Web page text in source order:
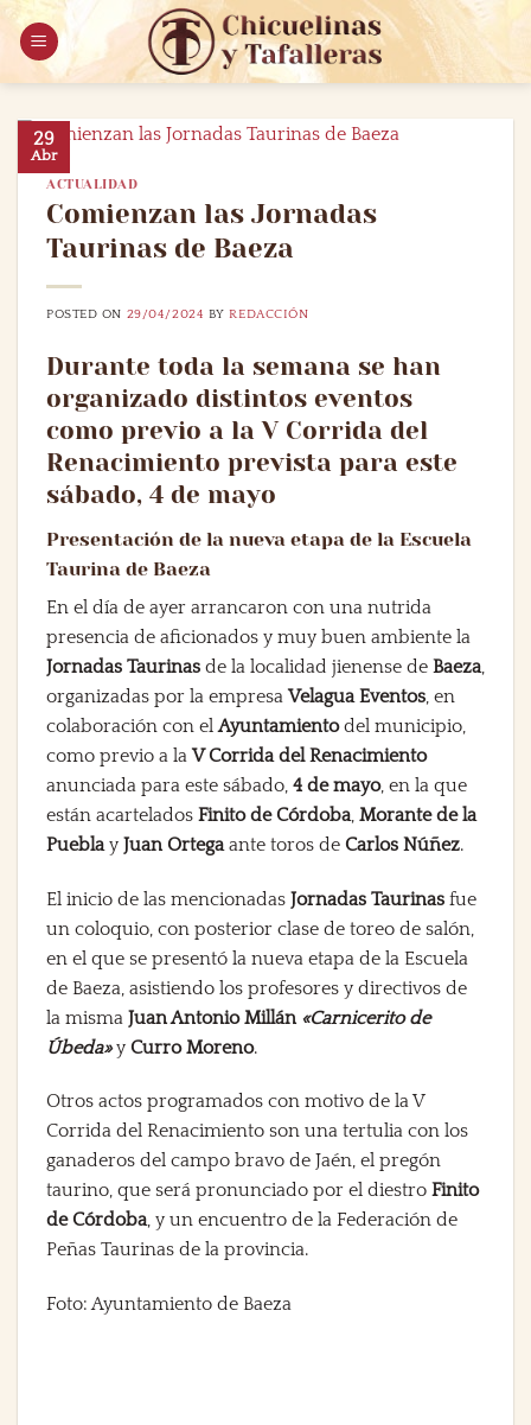
Saltar
contenido
29
Abr
ACTUALIDAD
Comienzan las Jornadas
Taurinas de Baeza
POSTED ON 29/04/2024 BYREDACCIÓN
Durante toda la semana se han
organizado distintos eventos
como previo a la V Corrida del
Renacimiento prevista para este
sábado, 4 de mayo
Presentación de la nueva etapa de la Escuela
Taurina de Baeza
En el día de ayer arrancaron con una nutrida
presencia de aficionados y muy buen ambiente la
Jornadas Taurinas de la localidad jienense de Baeza,
organizadas por la empresaVelagua Eventos, en
colaboración con elAyuntamientodel municipio,
como previo a laV Corrida del Renacimiento
anunciada para este sábado, 4 de mayo, en la que
están acartelados Finito de Córdoba, Morante de la
Pueblay Juan Ortegaante toros de Carlos Núñez.
El inicio de las mencionadas Jornadas Taurinas fue
un coloquio, con posterior clase de toreo de salón,
en el que se presentó la nueva etapa de la Escuela
de Baeza, asistiendo los profesores y directivos de
la misma Juan Antonio Millán «Carnicerito de
Úbeda»y Curro Moreno.
Otros actos programados con motivo de la V
Corrida del Renacimiento son una tertulia con los
ganaderos del campo bravo de Jaén, el pregón
taurino, que será pronunciado por el diestro Finito
de Córdoba, y un encuentro de la Federación de
Peñas Taurinas de la provincia.
Foto: Ayuntamiento de Baeza